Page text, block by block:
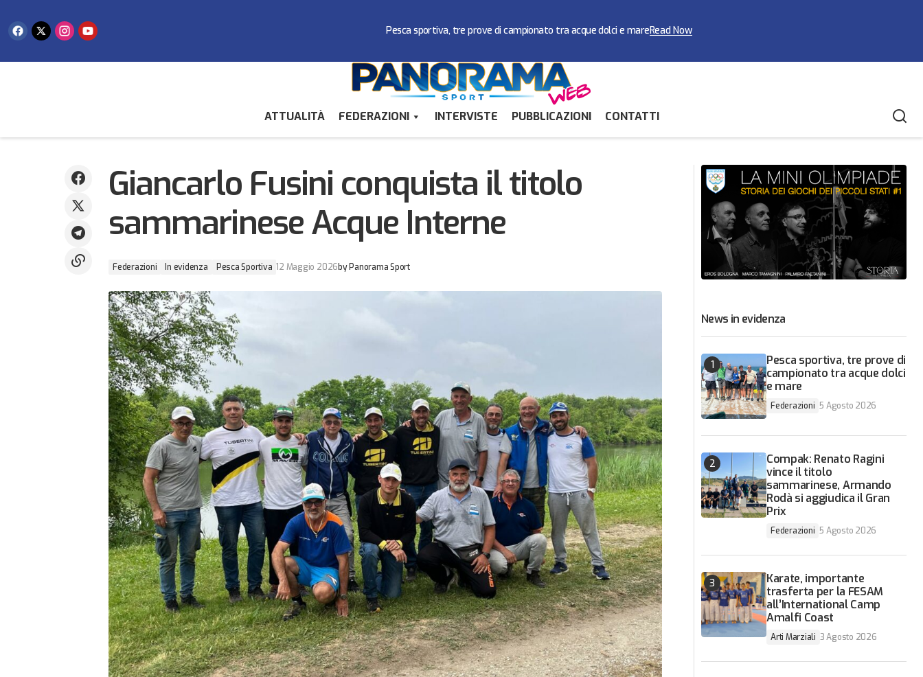
Pesca sportiva, tre prove di campionato tra acque dolci e mareRead Now
ATTUALITÀ FEDERAZIONI INTERVISTE PUBBLICAZIONI CONTATTI
Trofeo Luigi Ferraro inseguito per anni»
Giancarlo Fusini conquista il titolo
sammarinese Acque Interne
Federazioni In evidenza Pesca Sportiva 12 Maggio 2026by Panorama Sport
News in evidenza
Pesca sportiva, tre prove di
campionato tra acque dolci
e mare
Federazioni 5 Agosto 2026
Compak: Renato Ragini
vince il titolo
sammarinese, Armando
Rodà si aggiudica il Gran
Prix
Federazioni 5 Agosto 2026
Karate, importante
trasferta per la FESAM
all’International Camp
Amalfi Coast
Arti Marziali 3 Agosto 2026